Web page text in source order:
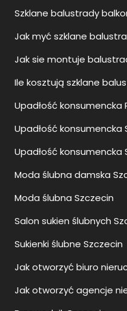
Szklane balustrady
Jak myć szklane
Jak sie montuje
Ile kosztują szklane
Upadłość konsumencka
Upadłość konsumencka
Upadłość konsumencka
Moda ślubna damska
Moda ślubna Szczecin
Salon sukien ślubnych
Sukienki ślubne Szczecin
Jak otworzyć biuro
Jak otworzyć agencje